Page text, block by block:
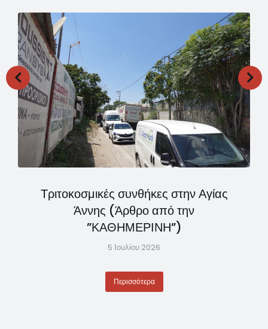
Τριτοκοσμικές συνθήκες στην Αγίας
Άννης (Άρθρο από την
”ΚΑΘΗΜΕΡΙΝΗ”)
5 Ιουλίου 2026
Περισσότερα